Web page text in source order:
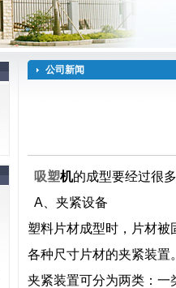
公司新闻
吸塑机的成型要经过很
A、夹紧设备
塑料片材成型时，片材
各种尺寸片材的夹紧装置
夹紧装置可分为两类：一